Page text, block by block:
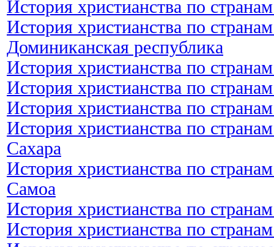
История христианства по
История христианства по
Доминиканская республика
История христианства по
История христианства по
История христианства по
История христианства по
Сахара
История христианства по
Самоа
История христианства по
История христианства по